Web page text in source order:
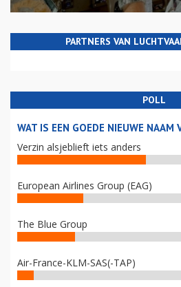
PARTNERS VAN
POLL
WAT IS EEN GOEDE NIEUWE NAAM
Verzin alsjeblieft iets anders
European Airlines Group (EAG)
The Blue Group
Air-France-KLM-SAS(-TAP)